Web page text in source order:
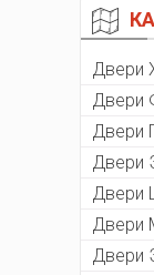
Двери
Двери
Двери
Двери
Двери
Двери
Двери